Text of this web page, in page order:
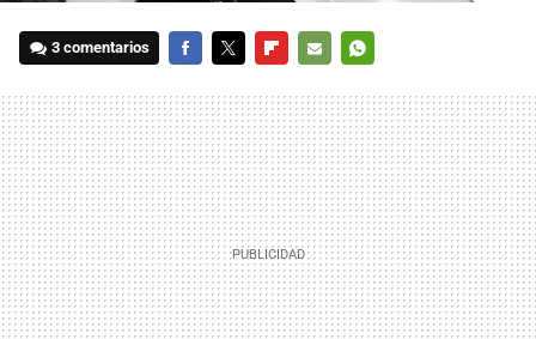
3 comentarios
MAIL